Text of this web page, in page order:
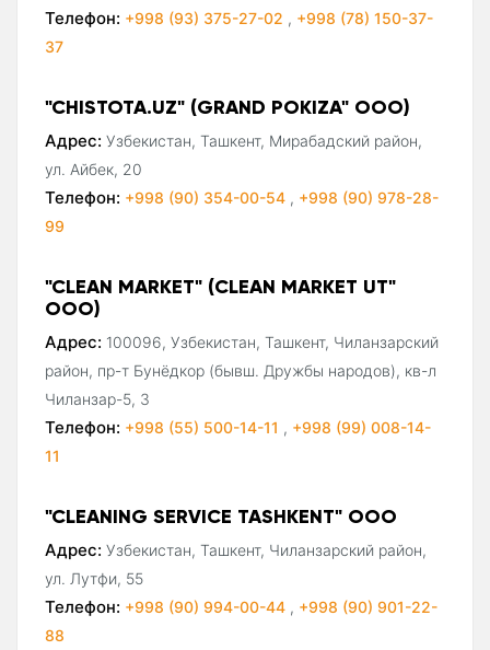
Телефон: +998 (93) 375-27-02 , +998 (78) 150-37-
37
"CHISTOTA.UZ" (GRAND POKIZA" ООО)
Адрес: Узбекистан, Ташкент, Мирабадский район,
ул. Айбек, 20
Телефон: +998 (90) 354-00-54 , +998 (90) 978-28-
99
"CLEAN MARKET" (CLEAN MARKET UT"
ООО)
Адрес: 100096, Узбекистан, Ташкент, Чиланзарский
район, пр-т Бунёдкор (бывш. Дружбы народов), кв-л
Чиланзар-5, 3
Телефон: +998 (55) 500-14-11 , +998 (99) 008-14-
11
"CLEANING SERVICE TASHKENT" ООО
Адрес: Узбекистан, Ташкент, Чиланзарский район,
ул. Лутфи, 55
Телефон: +998 (90) 994-00-44 , +998 (90) 901-22-
88